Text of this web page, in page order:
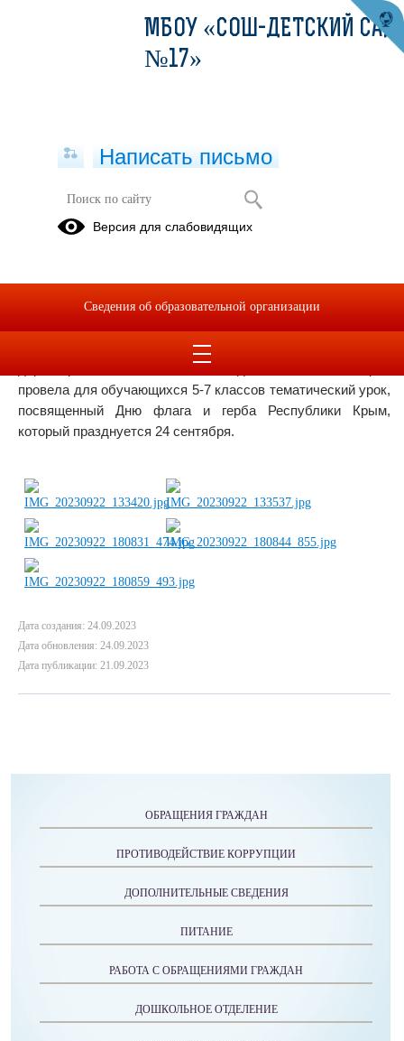
День флага и герба Республики
Крым
Министр права и труда совета старшеклассников
№17" г.Евпатории София Трусова совместно с советником
провела для обучающихся 5-7 классов тематический урок,
посвященный Дню флага и герба Республики Крым,
который празднуется 24 сентября.
Дата создания: 24.09.2023
Дата обновления: 24.09.2023
Дата публикации: 21.09.2023
ОБРАЩЕНИЯ ГРАЖДАН
ПРОТИВОДЕЙСТВИЕ КОРРУПЦИИ
ДОПОЛНИТЕЛЬНЫЕ СВЕДЕНИЯ
ПИТАНИЕ
РАБОТА С ОБРАЩЕНИЯМИ ГРАЖДАН
ДОШКОЛЬНОЕ ОТДЕЛЕНИЕ
МБОУ «СОШ-ДЕТСКИЙ САД
№17»
Написать письмо
Версия для слабовидящих
Сведения об образовательной организации